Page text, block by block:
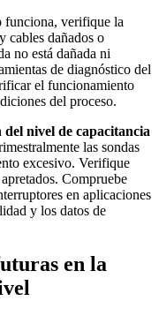
funciona, verifique la
cables dañados o
no está dañada ni
de diagnóstico del
el funcionamiento
del proceso.
del nivel de capacitancia
las sondas
excesivo. Verifique
Compruebe
en aplicaciones
y los datos de
en la